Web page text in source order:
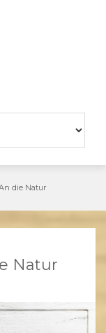
die Natur
Natur